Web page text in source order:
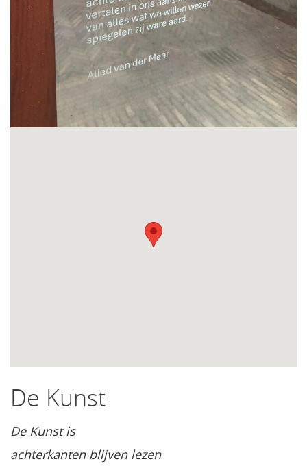
De Kunst
De Kunst is
achterkanten blijven lezen